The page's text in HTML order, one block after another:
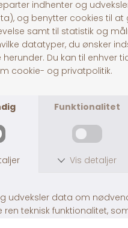
0,54mg/kg, Calcium:
magnesium: 9,6g/kg,
klor: 12g/kg, svovl:
586mg/kg, zink:
2,2mg/kg, kobolt:
Fragt fra 39,-